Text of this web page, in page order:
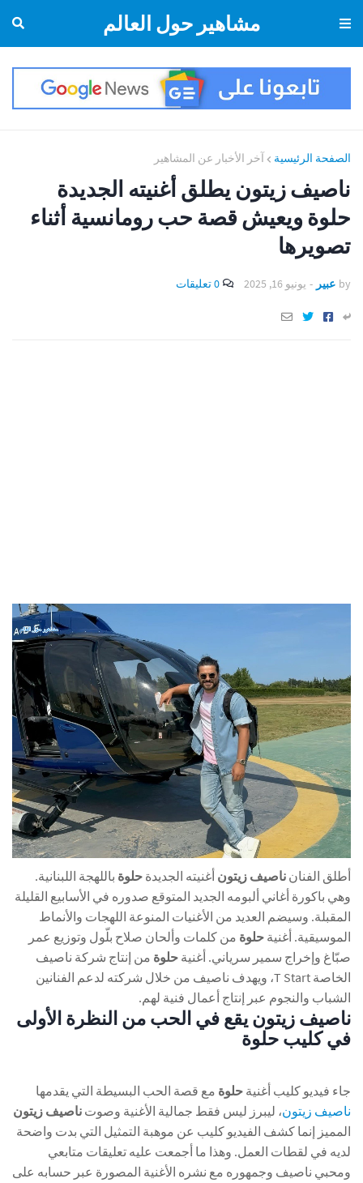
مشاهير حول العالم
الصفحة الرئيسية آخر الأخبار عن المشاهير
ناصيف زيتون يطلق أغنيته الجديدة
حلوة ويعيش قصة حب رومانسية أثناء
تصويرها
by عبير - يونيو 16, 2025 0 تعليقات
أطلق الفنان ناصيف زيتون أغنيته الجديدة حلوة باللهجة اللبنانية.
وهي باكورة أغاني ألبومه الجديد المتوقع صدوره في الأسابيع القليلة
المقبلة. وسيضم العديد من الأغنيات المنوعة اللهجات والأنماط
الموسيقية. أغنية حلوة من كلمات وألحان صلاح بلّول وتوزيع عمر
صبّاغ وإخراج سمير سرياني. أغنية حلوة من إنتاج شركة ناصيف
الخاصة T Start، ويهدف ناصيف من خلال شركته لدعم الفنانين
الشباب والنجوم عبر إنتاج أعمال فنية لهم.
ناصيف زيتون يقع في الحب من النظرة الأولى
في كليب حلوة
جاء فيديو كليب أغنية حلوة مع قصة الحب البسيطة التي يقدمها
ناصيف زيتون، ليبرز ليس فقط جمالية الأغنية وصوت ناصيف زيتون
المميز إنما كشف الفيديو كليب عن موهبة التمثيل التي بدت واضحة
لديه في لقطات العمل. وهذا ما أجمعت عليه تعليقات متابعي
ومحبي ناصيف وجمهوره مع نشره الأغنية المصورة عبر حسابه على